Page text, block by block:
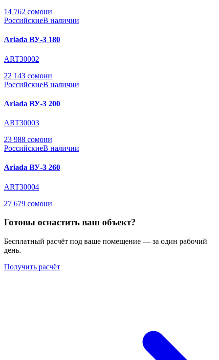
14 762 сомони
РоссийскиеВ наличии
Ariada ВУ-3 180
ART30002
22 143 сомони
РоссийскиеВ наличии
Ariada ВУ-3 200
ART30003
23 988 сомони
РоссийскиеВ наличии
Ariada ВУ-3 260
ART30004
27 679 сомони
Готовы оснастить ваш объект?
Бесплатный расчёт под ваше помещение — за один рабочий
день.
Получить расчёт